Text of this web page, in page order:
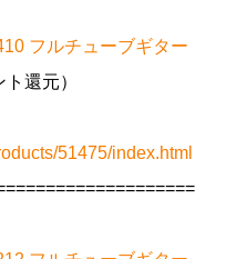
フルチューブギター
還元）
51475/index.html